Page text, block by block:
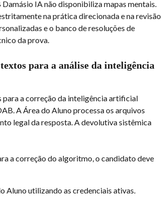
IA não disponibiliza mapas mentais.
na prática direcionada e na revisão
e o banco de resoluções de
da prova.
para a análise da inteligência
para a correção da inteligência artificial
A Área do Aluno processa os arquivos
legal da resposta. A devolutiva sistêmica
a correção do algoritmo, o candidato deve
Aluno utilizando as credenciais ativas.